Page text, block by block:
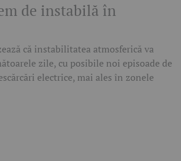
de instabilă în
că instabilitatea atmosferică va
zile, cu posibile noi episoade de
electrice, mai ales în zonele